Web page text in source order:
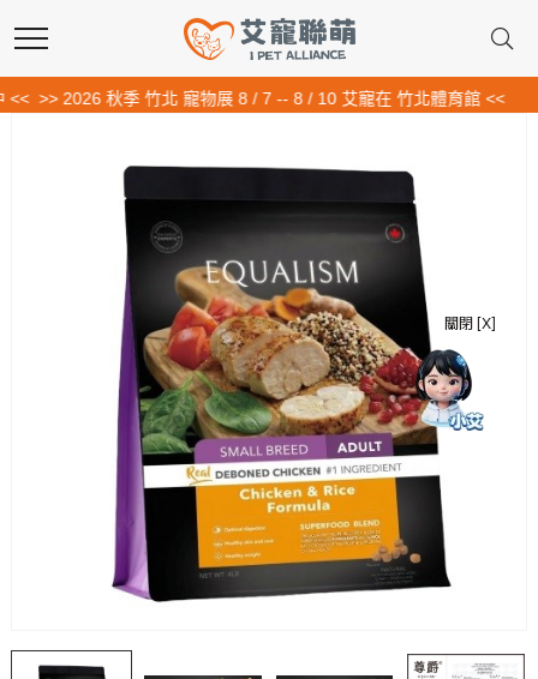
2026 秋季 竹北 寵物展 8 / 7 -- 8 / 10 艾寵在 竹北體育館 <<
關閉 [X]